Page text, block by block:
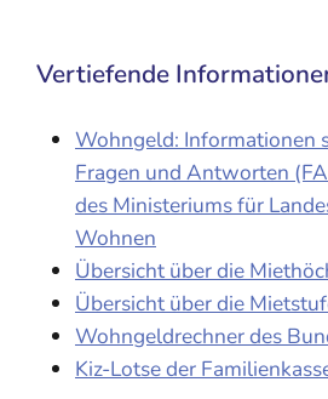
Vertiefende
Wohngeld: Informationen
Fragen und Antworten
des Ministeriums für
Wohnen
Übersicht über die
Übersicht über die
Wohngeldrechner des
Kiz-Lotse der